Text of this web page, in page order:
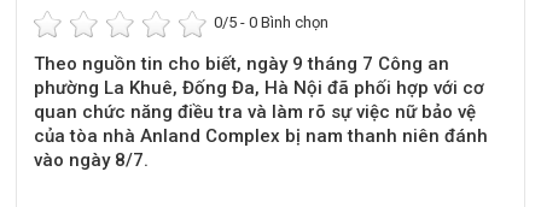
0/5 -0 Bình chọn
Theo nguồn tin cho biết, ngày 9 tháng 7 Công an
phường La Khuê, Đống Đa, Hà Nội đã phối hợp với cơ
quan chức năng điều tra và làm rõ sự việc nữ bảo vệ
của tòa nhà Anland Complex bị nam thanh niên đánh
vào ngày 8/7.